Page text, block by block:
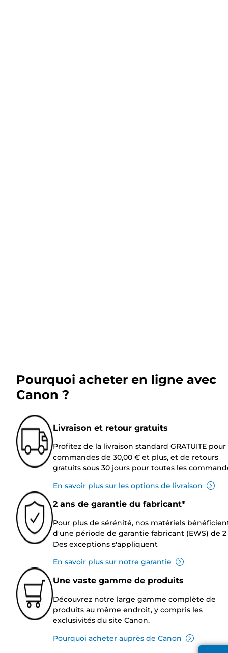
Pourquoi acheter en ligne avec
Canon ?
Livraison et retour gratuits
Profitez de la livraison standard GRATUITE pour
commandes de 30,00 € et plus, et de retours
gratuits sous 30 jours pour toutes les
En savoir plus sur les options de livraison
2 ans de garantie du fabricant*
Pour plus de sérénité, nos matériels
d'une période de garantie fabricant (EWS) de 2
Des exceptions s'appliquent
En savoir plus sur notre garantie
Une vaste gamme de produits
Découvrez notre large gamme complète de
produits au même endroit, y compris les
exclusivités du site Canon.
Pourquoi acheter auprès de Canon